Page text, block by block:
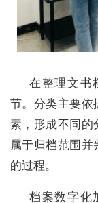
在整理文书
节。分类主要依
素，形成不同的
属于归档范围
的过程。
档案数字化